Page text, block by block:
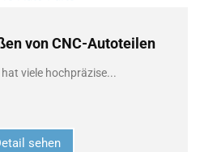
von CNC-Autoteilen
viele hochpräzise...
sehen